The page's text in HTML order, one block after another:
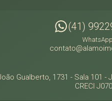
(41)
WhatsApp
Gualberto, 1731 - Sala 101 -
CRECI